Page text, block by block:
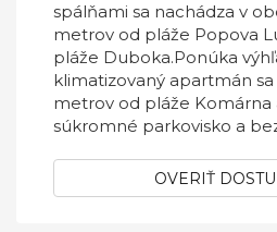
spálňami sa nachádza v
metrov od pláže Popova
pláže Duboka.Ponúka
klimatizovaný apartmán
metrov od pláže Komárna
súkromné ​​parkovisko a
OVERIŤ